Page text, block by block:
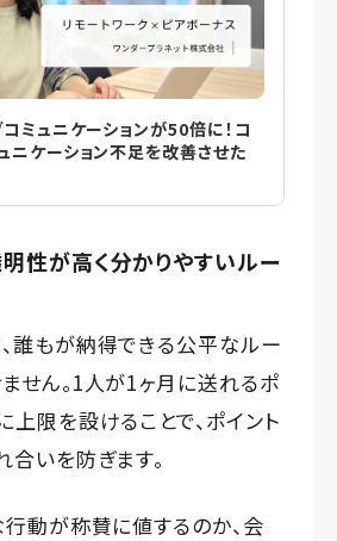
ミュニケーションが50倍に！コ
ニケーション不足を改善させた
明性が高く分かりやすいルー
誰もが納得できる公平なルー
せん。1人が1ヶ月に送れるポ
上限を設けることで、ポイント
合いを防ぎます。
行動が称賛に値するのか、会